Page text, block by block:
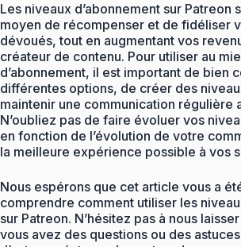
Les niveaux d’abonnement sur Patreon
moyen de récompenser et de fidéliser
dévoués, tout en augmentant vos
créateur de contenu. Pour utiliser au
d’abonnement, il est important de bien
différentes options, de créer des
maintenir une communication régulière
N’oubliez pas de faire évoluer vos
en fonction de l’évolution de votre
la meilleure expérience possible à vos
Nous espérons que cet article vous a
comprendre comment utiliser les
sur Patreon. N’hésitez pas à nous
vous avez des questions ou des